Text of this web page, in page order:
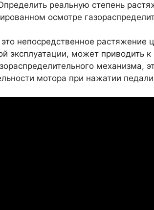
реальную степень
осмотре
непосредственное растяжение
эксплуатации, может приводить
механизма,
мотора при нажатии